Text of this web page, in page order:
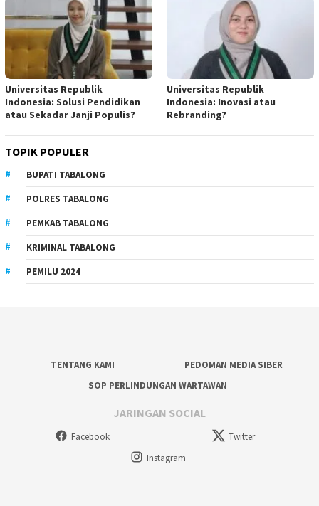
Universitas Republik
Indonesia: Solusi Pendidikan
atau Sekadar Janji Populis?
Universitas Republik
Indonesia: Inovasi atau
Rebranding?
TOPIK POPULER
BUPATI TABALONG
POLRES TABALONG
PEMKAB TABALONG
KRIMINAL TABALONG
PEMILU 2024
TENTANG KAMI
PEDOMAN MEDIA SIBER
SOP PERLINDUNGAN WARTAWAN
JARINGAN SOCIAL
Facebook
Twitter
Instagram